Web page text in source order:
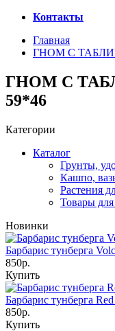
Контакты
Главная
ГНОМ С
ГНОМ С
59*46
Категории
Каталог
Грунты,
Кашпо,
Растения
Товары для
Новинки
Барбарис тунберга
850р.
Купить
Барбарис тунберга
850р.
Купить